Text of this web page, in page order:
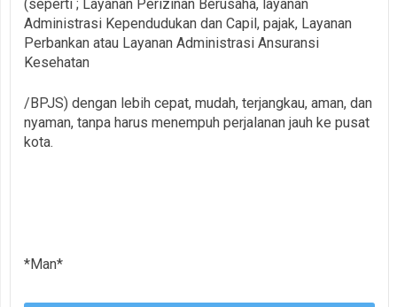
(seperti ; Layanan Perizinan Berusaha, layanan
Administrasi Kependudukan dan Capil, pajak, Layanan
Perbankan atau Layanan Administrasi Ansuransi
Kesehatan
/BPJS) dengan lebih cepat, mudah, terjangkau, aman, dan
nyaman, tanpa harus menempuh perjalanan jauh ke pusat
kota.
*Man*